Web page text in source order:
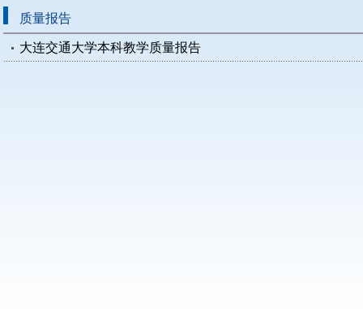
质量报告
大连交通大学本科教学质量报告